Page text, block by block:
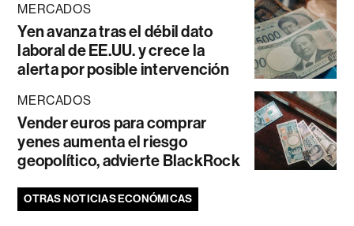
MERCADOS
Yen avanza tras el débil dato
laboral de EE.UU. y crece la
alerta por posible intervención
MERCADOS
Vender euros para comprar
yenes aumenta el riesgo
geopolítico, advierte BlackRock
OTRAS NOTICIAS ECONÓMICAS